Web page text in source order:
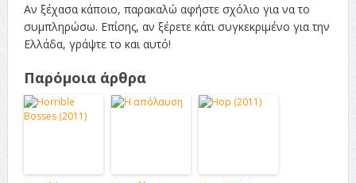
Αν ξέχασα κάποιο, παρακαλώ αφήστε σχόλιο για να το
συμπληρώσω. Επίσης, αν ξέρετε κάτι συγκεκριμένο για την
Ελλάδα, γράψτε το και αυτό!
Παρόμοια άρθρα